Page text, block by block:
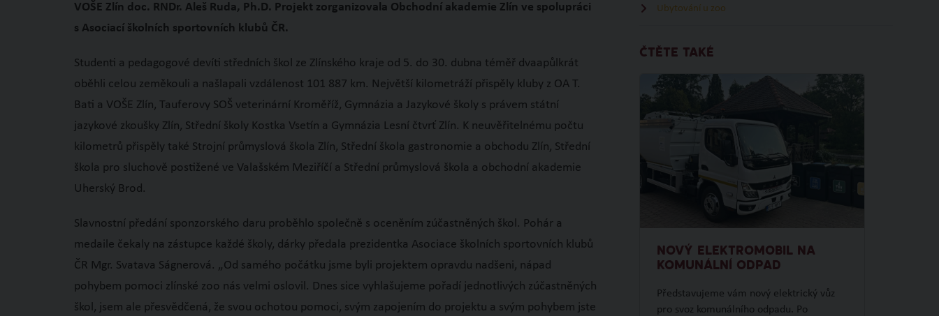
VOŠE Zlín doc. RNDr. Aleš Ruda, Ph.D. Projekt zorganizovala Obchodní akademie Zlín ve spolupráci
s Asociací školních sportovních klubů ČR.
Studenti a pedagogové devíti středních škol ze Zlínského kraje od 5. do 30. dubna téměř dvaapůlkrát
oběhli celou zeměkouli a našlapali vzdálenost 101 887 km. Největší kilometráží přispěly kluby z OA T.
Bati a VOŠE Zlín, Tauferovy SOŠ veterinární Kroměříž, Gymnázia a Jazykové školy s právem státní
jazykové zkoušky Zlín, Střední školy Kostka Vsetín a Gymnázia Lesní čtvrť Zlín. K neuvěřitelnému počtu
kilometrů přispěly také Strojní průmyslová škola Zlín, Střední škola gastronomie a obchodu Zlín, Střední
škola pro sluchově postižené ve Valašském Meziříčí a Střední průmyslová škola a obchodní akademie
Uherský Brod.
Slavnostní předání sponzorského daru proběhlo společně s oceněním zúčastněných škol. Pohár a
medaile čekaly na zástupce každé školy, dárky předala prezidentka Asociace školních sportovních klubů
ČR Mgr. Svatava Ságnerová. „Od samého počátku jsme byli projektem opravdu nadšeni, nápad
pohybem pomoci zlínské zoo nás velmi oslovil. Dnes sice vyhlašujeme pořadí jednotlivých zúčastněných
škol, jsem ale přesvědčená, že svou ochotou pomoci, svým zapojením do projektu a svým pohybem jste
Ubytování u zoo
ČTĚTE TAKÉ
NOVÝ ELEKTROMOBIL NA
KOMUNÁLNÍ ODPAD
Představujeme vám nový elektrický vůz
pro svoz komunálního odpadu. Po